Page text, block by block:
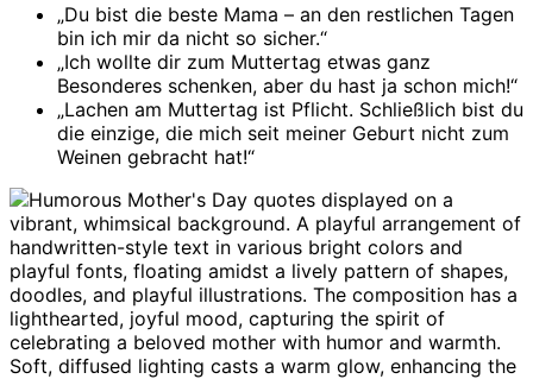
„Du bist die beste Mama – an den restlichen Tagen
bin ich mir da nicht so sicher.“
„Ich wollte dir zum Muttertag etwas ganz
Besonderes schenken, aber du hast ja schon mich!“
„Lachen am Muttertag ist Pflicht. Schließlich bist du
die einzige, die mich seit meiner Geburt nicht zum
Weinen gebracht hat!“